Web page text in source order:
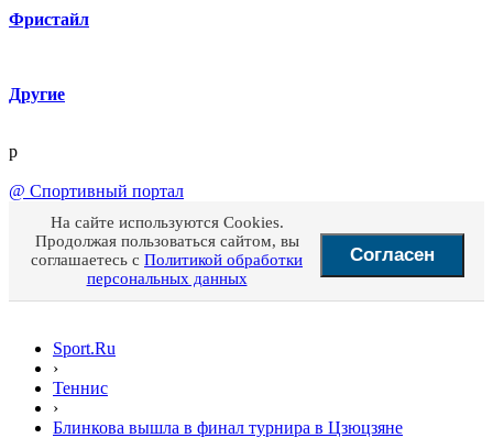
Фристайл
Другие
p
@ Спортивный портал
На сайте используются Cookies.
Продолжая пользоваться сайтом, вы
соглашаетесь с Политикой обработки
персональных данных
Согласен
Sport.Ru
›
Теннис
›
Блинкова вышла в финал турнира в Цзюцзяне